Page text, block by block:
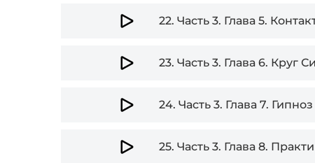
22. Часть 3. Глава 5.
23. Часть 3. Глава 6. Круг
24. Часть 3. Глава 7. Гипноз
25. Часть 3. Глава 8.